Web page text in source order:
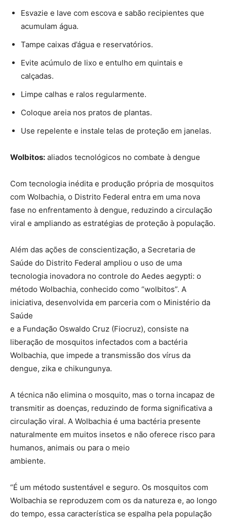
Esvazie e lave com escova e sabão recipientes que
acumulam água.
Tampe caixas d’água e reservatórios.
Evite acúmulo de lixo e entulho em quintais e
calçadas.
Limpe calhas e ralos regularmente.
Coloque areia nos pratos de plantas.
Use repelente e instale telas de proteção em janelas.
Wolbitos: aliados tecnológicos no combate à dengue
Com tecnologia inédita e produção própria de mosquitos
com Wolbachia, o Distrito Federal entra em uma nova
fase no enfrentamento à dengue, reduzindo a circulação
viral e ampliando as estratégias de proteção à população.
Além das ações de conscientização, a Secretaria de
Saúde do Distrito Federal ampliou o uso de uma
tecnologia inovadora no controle do Aedes aegypti: o
método Wolbachia, conhecido como “wolbitos”. A
iniciativa, desenvolvida em parceria com o Ministério da
Saúde
e a Fundação Oswaldo Cruz (Fiocruz), consiste na
liberação de mosquitos infectados com a bactéria
Wolbachia, que impede a transmissão dos vírus da
dengue, zika e chikungunya.
A técnica não elimina o mosquito, mas o torna incapaz de
transmitir as doenças, reduzindo de forma significativa a
circulação viral. A Wolbachia é uma bactéria presente
naturalmente em muitos insetos e não oferece risco para
humanos, animais ou para o meio
ambiente.
“É um método sustentável e seguro. Os mosquitos com
Wolbachia se reproduzem com os da natureza e, ao longo
do tempo, essa característica se espalha pela população